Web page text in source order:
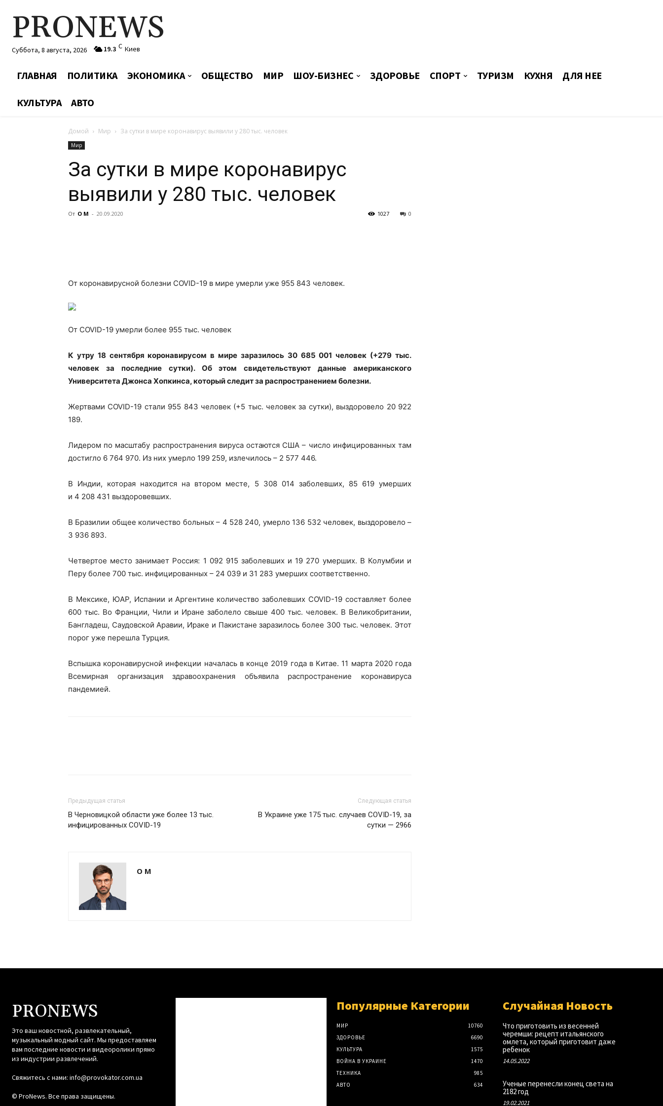
PRONEWS
Суббота, 8 августа, 2026 19.3 C Киев
ГЛАВНАЯ ПОЛИТИКА ЭКОНОМИКА ОБЩЕСТВО МИР ШОУ-БИЗНЕС ЗДОРОВЬЕ СПОРТ ТУРИЗМ КУХНЯ ДЛЯ НЕЕ
КУЛЬТУРА АВТО
Домой Мир За сутки в мире коронавирус выявили у 280 тыс. человек
Мир
За сутки в мире коронавирус
выявили у 280 тыс. человек
От О М - 20.09.2020 0
1027
От коронавирусной болезни COVID-19 в мире умерли уже 955 843 человек.
От COVID-19 умерли более 955 тыс. человек
К утру 18 сентября коронавирусом в мире заразилось 30 685 001 человек (+279 тыс.
человек за последние сутки). Об этом свидетельствуют данные американского
Университета Джонса Хопкинса, который следит за распространением болезни.
Жертвами COVID-19 стали 955 843 человек (+5 тыс. человек за сутки), выздоровело 20 922
189.
Лидером по масштабу распространения вируса остаются США – число инфицированных там
достигло 6 764 970. Из них умерло 199 259, излечилось – 2 577 446.
В Индии, которая находится на втором месте, 5 308 014 заболевших, 85 619 умерших
и 4 208 431 выздоровевших.
В Бразилии общее количество больных – 4 528 240, умерло 136 532 человек, выздоровело –
3 936 893.
Четвертое место занимает Россия: 1 092 915 заболевших и 19 270 умерших. В Колумбии и
Перу более 700 тыс. инфицированных – 24 039 и 31 283 умерших соответственно.
В Мексике, ЮАР, Испании и Аргентине количество заболевших COVID-19 составляет более
600 тыс. Во Франции, Чили и Иране заболело свыше 400 тыс. человек. В Великобритании,
Бангладеш, Саудовской Аравии, Ираке и Пакистане заразилось более 300 тыс. человек. Этот
порог уже перешла Турция.
Вспышка коронавирусной инфекции началась в конце 2019 года в Китае. 11 марта 2020 года
Всемирная организация здравоохранения объявила распространение коронавируса
пандемией.
Предыдущая статья
В Черновицкой области уже более 13 тыс.
инфицированных COVID-19
Следующая статья
В Украине уже 175 тыс. случаев COVID-19, за
сутки — 2966
О М
PRONEWS
Это ваш новостной, развлекательный,
музыкальный модный сайт. Мы предоставляем
вам последние новости и видеоролики прямо
из индустрии развлечений.
Свяжитесь с нами: info@provokator.com.ua
© ProNews. Все права защищены.
Популярные Категории
МИР
10760
ЗДОРОВЬЕ
6690
КУЛЬТУРА
1575
ВОЙНА В УКРАИНЕ
1470
ТЕХНИКА
985
АВТО
634
Случайная Новость
Что приготовить из весенней
черемши: рецепт итальянского
омлета, который приготовит даже
ребенок
14.05.2022
Ученые перенесли конец света на
2182 год
19.02.2021